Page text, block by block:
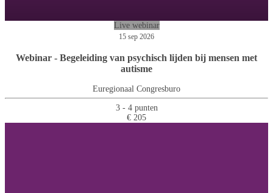
Live webinar
15 sep 2026
Webinar - Begeleiding van psychisch lijden bij mensen met
autisme
Euregionaal Congresburo
3 - 4 punten
€ 205